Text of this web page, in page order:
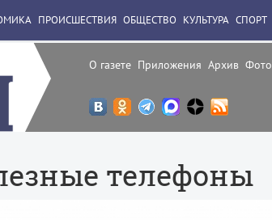
О газете Приложения Архив Фото
ПРОИСШЕСТВИЯ ОБЩЕСТВО КУЛЬТУРА СПОРТ
телефоны